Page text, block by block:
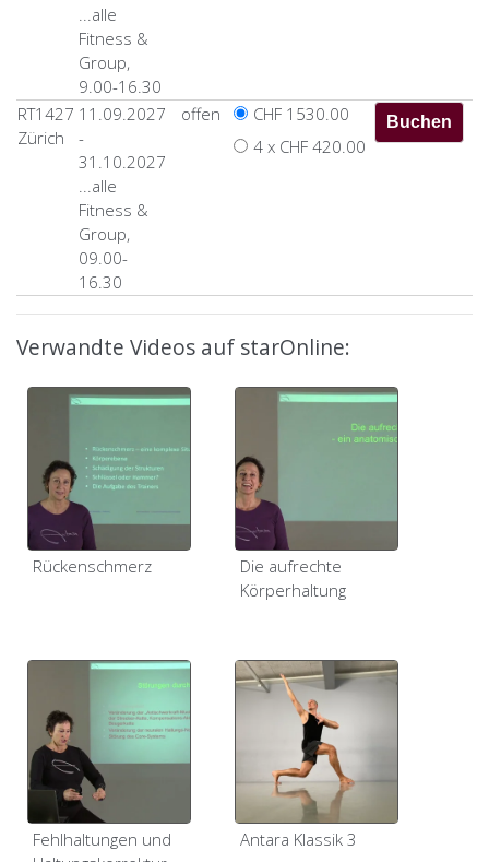
...alle
Fitness &
Group,
9.00-16.30
RT1427
Zürich
11.09.2027
-
31.10.2027
...alle
Fitness &
Group,
09.00-
16.30
offen
CHF 1530.00
4 x CHF 420.00
Verwandte Videos auf starOnline:
Rückenschmerz
Die aufrechte
Körperhaltung
Fehlhaltungen und
Antara Klassik 3